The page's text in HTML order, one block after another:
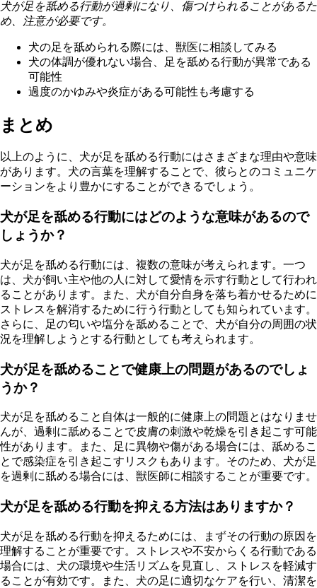
犬が足を舐める行動が過剰になり、傷つけられることがあるた
め、注意が必要です。
犬の足を舐められる際には、獣医に相談してみる
犬の体調が優れない場合、足を舐める行動が異常である
可能性
過度のかゆみや炎症がある可能性も考慮する
まとめ
以上のように、犬が足を舐める行動にはさまざまな理由や意味
があります。犬の言葉を理解することで、彼らとのコミュニケ
ーションをより豊かにすることができるでしょう。
犬が足を舐める行動にはどのような意味があるので
しょうか？
犬が足を舐める行動には、複数の意味が考えられます。一つ
は、犬が飼い主や他の人に対して愛情を示す行動として行われ
ることがあります。また、犬が自分自身を落ち着かせるために
ストレスを解消するために行う行動としても知られています。
さらに、足の匂いや塩分を舐めることで、犬が自分の周囲の状
況を理解しようとする行動としても考えられます。
犬が足を舐めることで健康上の問題があるのでしょ
うか？
犬が足を舐めること自体は一般的に健康上の問題とはなりませ
んが、過剰に舐めることで皮膚の刺激や乾燥を引き起こす可能
性があります。また、足に異物や傷がある場合には、舐めるこ
とで感染症を引き起こすリスクもあります。そのため、犬が足
を過剰に舐める場合には、獣医師に相談することが重要です。
犬が足を舐める行動を抑える方法はありますか？
犬が足を舐める行動を抑えるためには、まずその行動の原因を
理解することが重要です。ストレスや不安からくる行動である
場合には、犬の環境や生活リズムを見直し、ストレスを軽減す
ることが有効です。また、犬の足に適切なケアを行い、清潔を